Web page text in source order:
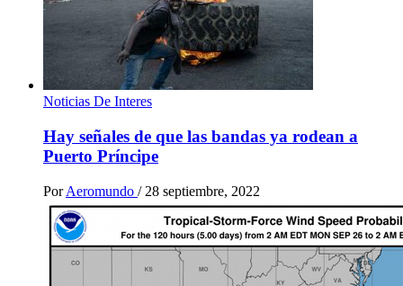
Noticias De Interes
Hay señales de que las bandas ya rodean a
Puerto Príncipe
Por Aeromundo / 28 septiembre, 2022